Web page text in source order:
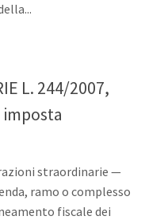
L. 244/2007,
imposta
straordinarie —
ramo o complesso
fiscale dei